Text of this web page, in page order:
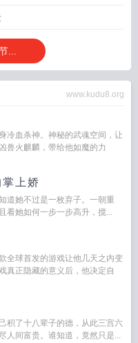
...
www.kudu8.org
冷血杀神。神秘的武魂空间，让
兽火麒麟，带给他如魔的力
上娇
道她不过是一枚弃子。一朝重
看她如何一步一步高升，搅...
全球首发的游戏让他几天之内变
真正隐藏的意义后，他决定自
积了十八辈子的德，从此三宫六
人间富贵。谁知道，竟然只是...